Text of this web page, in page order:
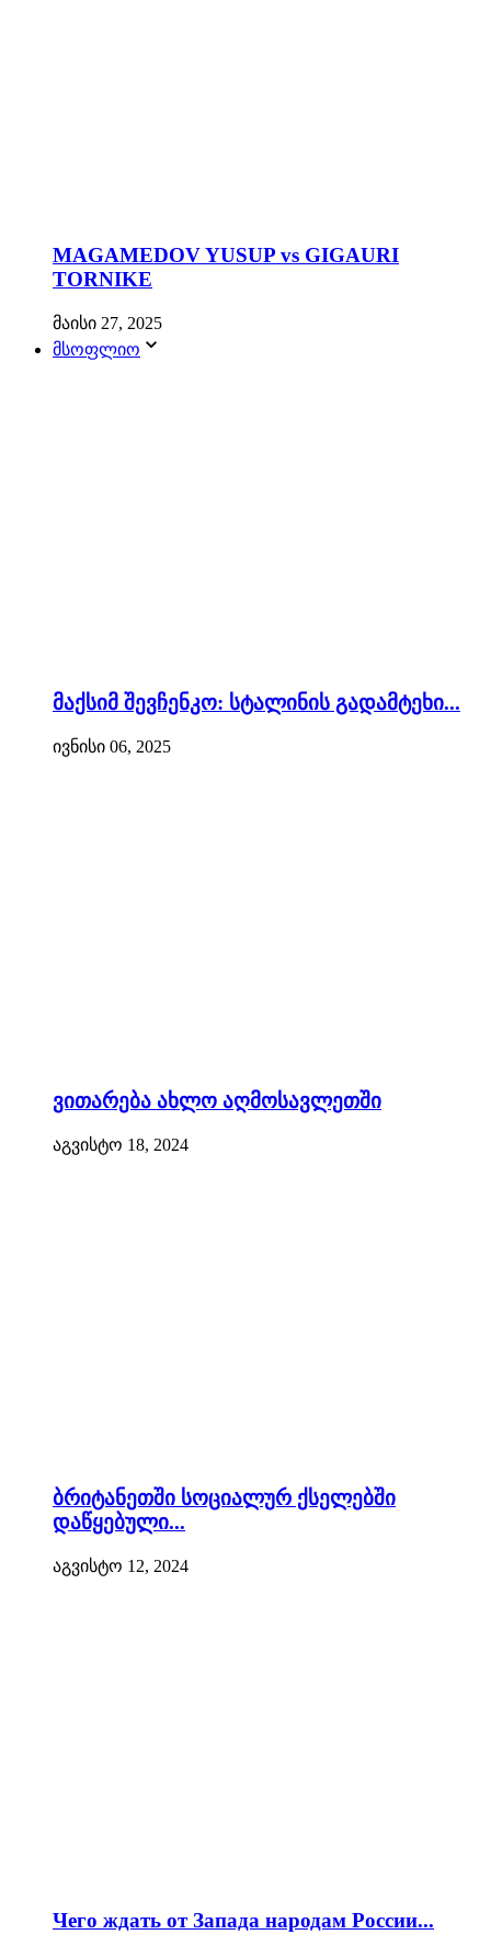
MAGAMEDOV YUSUP vs GIGAURI
TORNIKE
მაისი 27, 2025
მსოფლიო
მაქსიმ შევჩენკო: სტალინის გადამტეხი...
ივნისი 06, 2025
ვითარება ახლო აღმოსავლეთში
აგვისტო 18, 2024
ბრიტანეთში სოციალურ ქსელებში
დაწყებული...
აგვისტო 12, 2024
Чего ждать от Запада народам России...